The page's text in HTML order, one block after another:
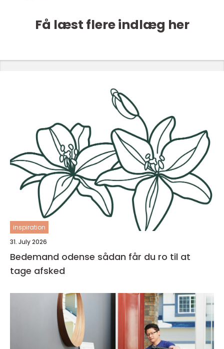
Få læst flere indlæg her
inspiration
31. July 2026
Bedemand odense sådan får du ro til at
tage afsked